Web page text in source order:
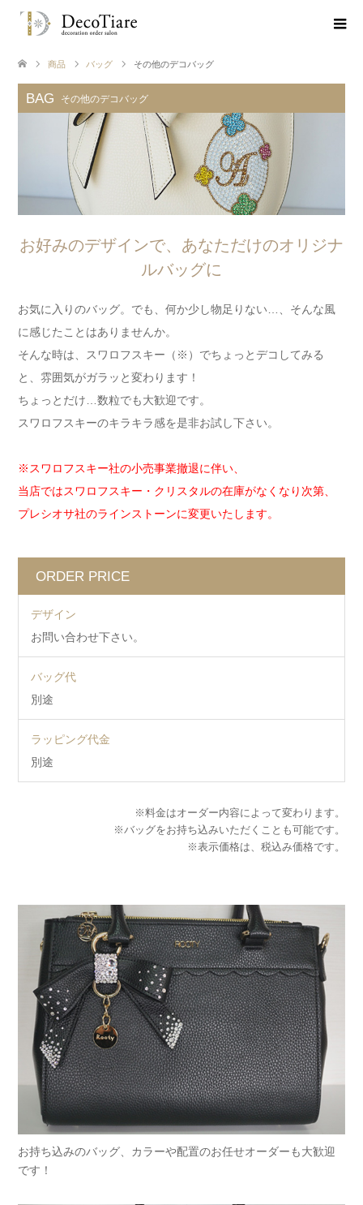
商品 バッグ その他のデコバッグ
BAG その他のデコバッグ
お好みのデザインで、あなただけのオリジナ
ルバッグに
お気に入りのバッグ。でも、何か少し物足りない…、そんな風
に感じたことはありませんか。
そんな時は、スワロフスキー（※）でちょっとデコしてみる
と、雰囲気がガラッと変わります！
ちょっとだけ…数粒でも大歓迎です。
スワロフスキーのキラキラ感を是非お試し下さい。
※スワロフスキー社の小売事業撤退に伴い、
当店ではスワロフスキー・クリスタルの在庫がなくなり次第、
プレシオサ社のラインストーンに変更いたします。
ORDER PRICE
デザイン
お問い合わせ下さい。
バッグ代
別途
ラッピング代金
別途
※料金はオーダー内容によって変わります。
※バッグをお持ち込みいただくことも可能です。
※表示価格は、税込み価格です。
お持ち込みのバッグ、カラーや配置のお任せオーダーも大歓迎
です！